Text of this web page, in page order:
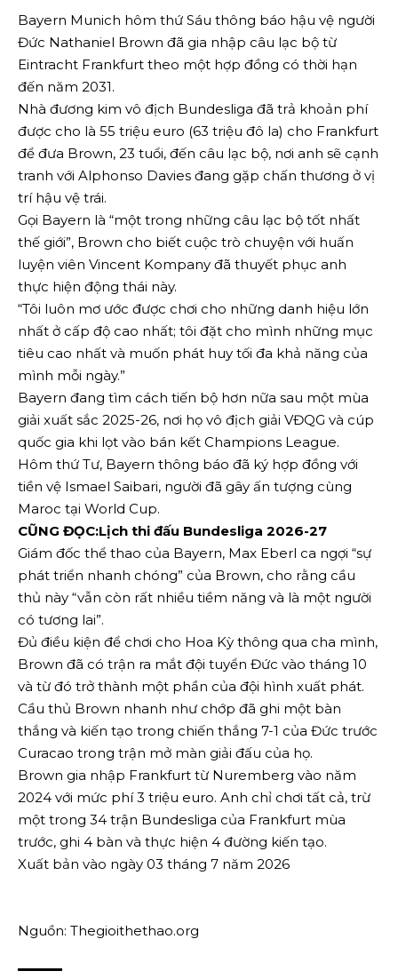
Bayern Munich hôm thứ Sáu thông báo hậu vệ người
Đức Nathaniel Brown đã gia nhập câu lạc bộ từ
Eintracht Frankfurt theo một hợp đồng có thời hạn
đến năm 2031.
Nhà đương kim vô địch Bundesliga đã trả khoản phí
được cho là 55 triệu euro (63 triệu đô la) cho Frankfurt
để đưa Brown, 23 tuổi, đến câu lạc bộ, nơi anh sẽ cạnh
tranh với Alphonso Davies đang gặp chấn thương ở vị
trí hậu vệ trái.
Gọi Bayern là “một trong những câu lạc bộ tốt nhất
thế giới”, Brown cho biết cuộc trò chuyện với huấn
luyện viên Vincent Kompany đã thuyết phục anh
thực hiện động thái này.
“Tôi luôn mơ ước được chơi cho những danh hiệu lớn
nhất ở cấp độ cao nhất; tôi đặt cho mình những mục
tiêu cao nhất và muốn phát huy tối đa khả năng của
mình mỗi ngày.”
Bayern đang tìm cách tiến bộ hơn nữa sau một mùa
giải xuất sắc 2025-26, nơi họ vô địch giải VĐQG và cúp
quốc gia khi lọt vào bán kết Champions League.
Hôm thứ Tư, Bayern thông báo đã ký hợp đồng với
tiền vệ Ismael Saibari, người đã gây ấn tượng cùng
Maroc tại World Cup.
CŨNG ĐỌC:Lịch thi đấu Bundesliga 2026-27
Giám đốc thể thao của Bayern, Max Eberl ca ngợi “sự
phát triển nhanh chóng” của Brown, cho rằng cầu
thủ này “vẫn còn rất nhiều tiềm năng và là một người
có tương lai”.
Đủ điều kiện để chơi cho Hoa Kỳ thông qua cha mình,
Brown đã có trận ra mắt đội tuyển Đức vào tháng 10
và từ đó trở thành một phần của đội hình xuất phát.
Cầu thủ Brown nhanh như chớp đã ghi một bàn
thắng và kiến ​​tạo trong chiến thắng 7-1 của Đức trước
Curacao trong trận mở màn giải đấu của họ.
Brown gia nhập Frankfurt từ Nuremberg vào năm
2024 với mức phí 3 triệu euro. Anh chỉ chơi tất cả, trừ
một trong 34 trận Bundesliga của Frankfurt mùa
trước, ghi 4 bàn và thực hiện 4 đường kiến ​​tạo.
Xuất bản vào ngày 03 tháng 7 năm 2026
Nguồn: Thegioithethao.org